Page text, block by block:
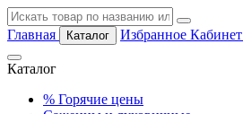
Главная Каталог Избранное Кабинет
Каталог
% Горячие цены